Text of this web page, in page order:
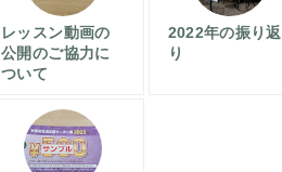
レッスン動画の
公開のご協力に
ついて
2022年の振り返
り